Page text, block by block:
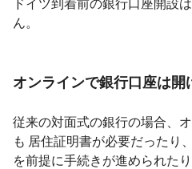
ん。
オンラインで銀行口座は開
従来の対面式の銀行の場合、
も 居住証明書が必要だったり
を前提に手続きが進められた